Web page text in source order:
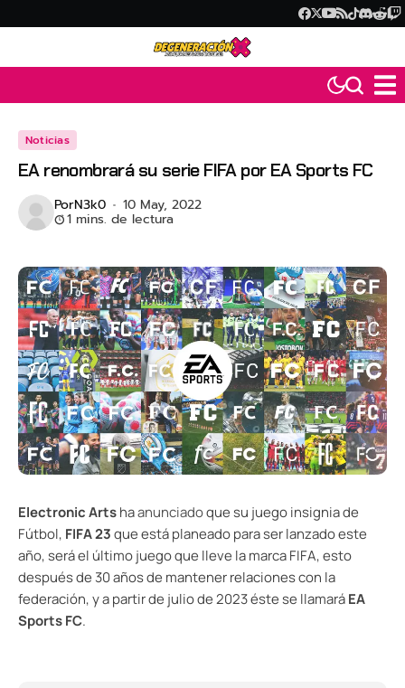
Noticias
EA renombrará su serie FIFA por EA Sports FC
PorN3k0 10 May, 2022
1 mins. de lectura
Electronic Artshaanunciadoque su juego insignia de
Fútbol, FIFA 23que está planeado para ser lanzado este
año, será el último juego que lleve la marca FIFA, esto
después de 30 años de mantener relaciones con la
federación, y a partir de julio de 2023 éste se llamaráEA
Sports FC.